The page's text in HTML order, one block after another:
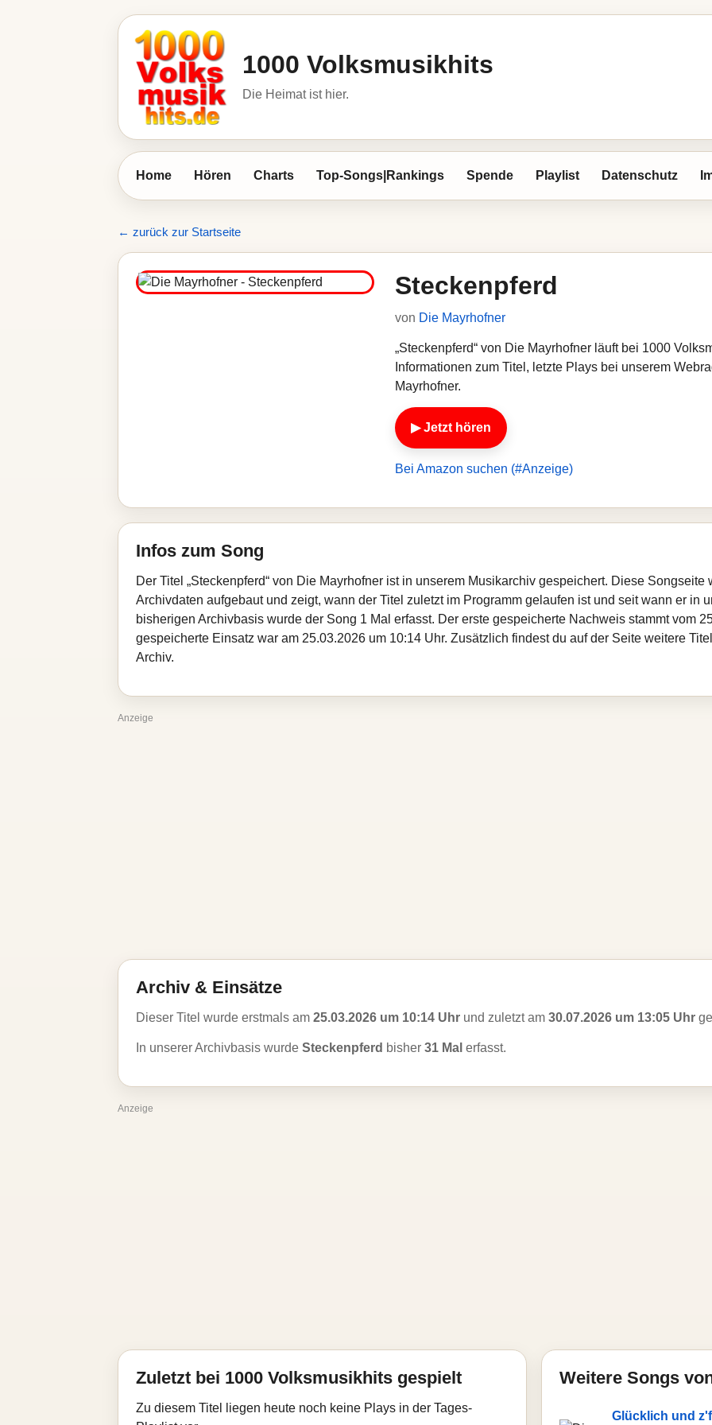
1000 Volksmusikhits
Die Heimat ist hier.
Home Hören Charts Top-Songs|Rankings Spende Playlist Datenschutz
← zurück zur Startseite
Steckenpferd
von Die Mayrhofner
„Steckenpferd“ von Die Mayrhofner läuft bei 1000
Informationen zum Titel, letzte Plays bei unserem
Mayrhofner.
▶ Jetzt hören
Bei Amazon suchen (#Anzeige)
Infos zum Song
Der Titel „Steckenpferd“ von Die Mayrhofner ist in unserem Musikarchiv gespeichert. Diese
Archivdaten aufgebaut und zeigt, wann der Titel zuletzt im Programm gelaufen ist und seit wann er in
bisherigen Archivbasis wurde der Song 1 Mal erfasst. Der erste gespeicherte Nachweis stammt vom
gespeicherte Einsatz war am 25.03.2026 um 10:14 Uhr. Zusätzlich findest du auf der Seite weitere
Archiv.
Anzeige
Archiv & Einsätze
Dieser Titel wurde erstmals am 25.03.2026 um 10:14 Uhr und zuletzt am 30.07.2026 um 13:05 Uhr
In unserer Archivbasis wurde Steckenpferd bisher 31 Mal erfasst.
Anzeige
Zuletzt bei 1000 Volksmusikhits gespielt
Zu diesem Titel liegen heute noch keine Plays in der Tages-
Weitere Songs
Glücklich und